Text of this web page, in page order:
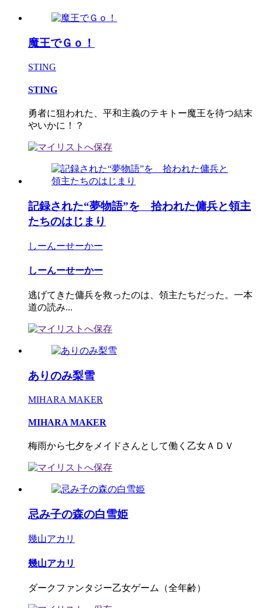
魔王でＧｏ！
STING
STING
勇者に狙われた、平和主義のテキトー魔王を待つ結末
やいかに！？
記録された“夢物語”を 拾われた傭兵と領主
たちのはじまり
しーんーせーかー
しーんーせーかー
逃げてきた傭兵を救ったのは、領主たちだった。一本
道の読み...
ありのみ梨雪
MIHARA MAKER
MIHARA MAKER
梅雨から七夕をメイドさんとして働く乙女ＡＤＶ
忌み子の森の白雪姫
幾山アカリ
幾山アカリ
ダークファンタジー乙女ゲーム（全年齢）